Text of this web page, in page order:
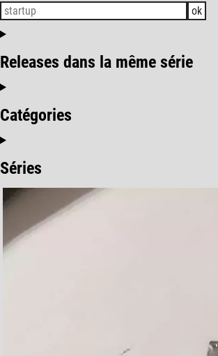
ok
Releases dans la même série
Catégories
Séries